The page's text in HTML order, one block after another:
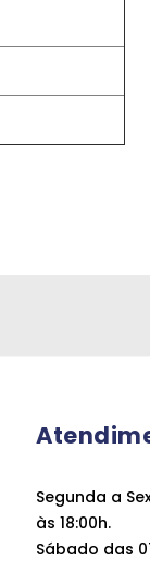
Segunda a
às 18:00h.
Sábado das